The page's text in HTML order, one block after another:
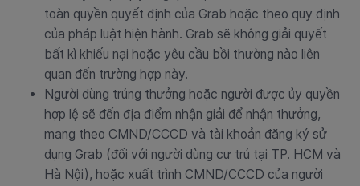
toàn quyền quyết định của Grab hoặc theo quy định
của pháp luật hiện hành. Grab sẽ không giải quyết
bất kì khiếu nại hoặc yêu cầu bồi thường nào liên
quan đến trường hợp này.
Người dùng trúng thưởng hoặc người được ủy quyền
hợp lệ sẽ đến địa điểm nhận giải để nhận thưởng,
mang theo CMND/CCCD và tài khoản đăng ký sử
dụng Grab (đối với người dùng cư trú tại TP. HCM và
Hà Nội), hoặc xuất trình CMND/CCCD của người